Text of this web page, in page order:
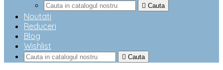
 Cauta
Noutati
Reduceri
Blog
Wishlist
 Cauta